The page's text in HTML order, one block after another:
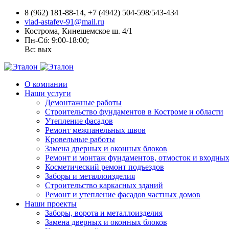
8 (962) 181-88-14, +7 (4942) 504-598/543-434
vlad-astafev-91@mail.ru
Кострома, Кинешемское ш. 4/1
Пн-Сб: 9:00-18:00;
Вс: вых
О компании
Наши услуги
Демонтажные работы
Строительство фундаментов в Костроме и области
Утепление фасадов
Ремонт межпанельных швов
Кровельные работы
Замена дверных и оконных блоков
Ремонт и монтаж фундаментов, отмосток и
Косметический ремонт подъездов
Заборы и металлоизделия
Строительство каркасных зданий
Ремонт и утепление фасадов частных домов
Наши проекты
Заборы, ворота и металлоизделия
Замена дверных и оконных блоков